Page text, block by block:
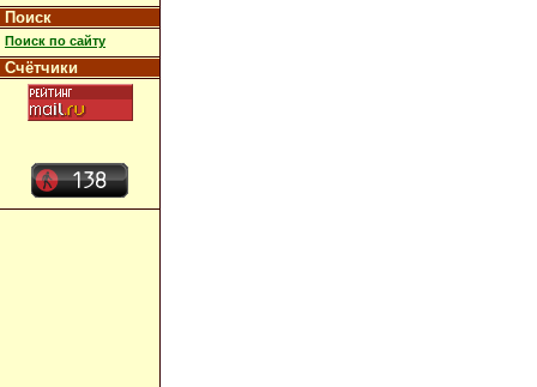
Поиск
Поиск по сайту
Счётчики